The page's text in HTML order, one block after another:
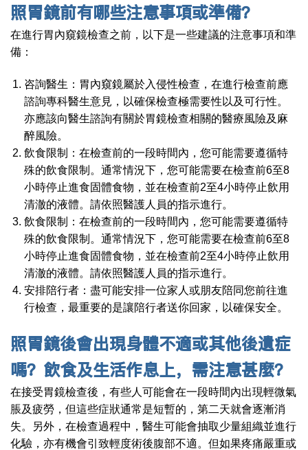
照胃鏡前有哪些注意事項或準備？
在進行胃內窺鏡檢查之前，以下是一些建議的注意事項和準
備：
咨詢醫生：胃內窺鏡屬於入侵性檢查，在進行檢查前應
諮詢專科醫生意見，以確保檢查極需要性以及可行性。
亦應該向醫生諮詢有關於胃鏡檢查相關的醫療風險及麻
醉風險。
飲食限制：在檢查前的一段時間內，您可能需要遵循特
殊的飲食限制。通常情況下，您可能需要在檢查前6至8
小時停止進食固體食物，並在檢查前2至4小時停止飲用
清澈的液體。請依照醫護人員的指示進行。
飲食限制：在檢查前的一段時間內，您可能需要遵循特
殊的飲食限制。通常情況下，您可能需要在檢查前6至8
小時停止進食固體食物，並在檢查前2至4小時停止飲用
清澈的液體。請依照醫護人員的指示進行。
安排陪行者：盡可能安排一位家人或朋友陪同您前往進
行檢查，最重要的是讓陪行者送你回家，以確保安全。
照胃鏡後會出現身體不適或其他後遺症
嗎？飲食及生活作息上，需注意甚麼？
在接受胃鏡檢查後，有些人可能會在一段時間內出現輕微氣
脹及疲勞，但這些症狀通常是短暫的，第二天就會逐漸消
失。另外，在檢查過程中，醫生可能會抽取少量組織並進行
化驗，亦有機會引致輕度術後腹部不適。但如果疼痛嚴重或